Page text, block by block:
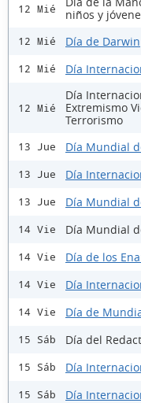
12 Mié
niños y
12 Mié Día de Darwin
12 Mié Día
12 Mié
Día
Extremismo
Terrorismo
13 Jue Día Mundial
13 Jue Día
13 Jue Día Mundial
14 Vie Día Mundial
14 Vie Día de los
14 Vie Día
14 Vie Día de
15 Sáb Día del
15 Sáb Día
15 Sáb Día